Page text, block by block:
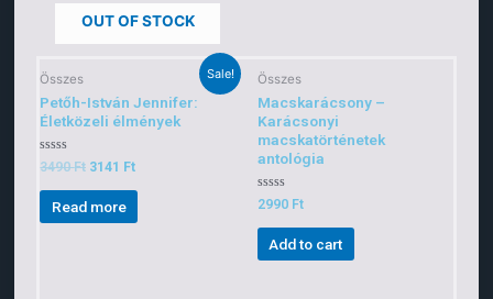
Sale!
OUT OF STOCK
Összes
Petőh-István Jennifer:
Életközeli élmények
Rated
0
out
3490Ft 3141 Ft
Read more
Összes
Macskarácsony –
Karácsonyi
macskatörténetek
antológia
Rated
0
out
2990 Ft
Add to cart